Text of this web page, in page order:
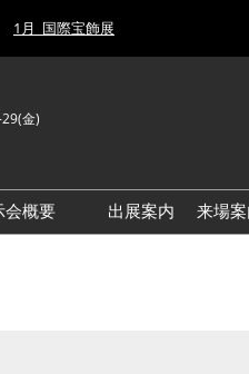
1月_国際宝飾展
金)
会概要
出展案内
来場